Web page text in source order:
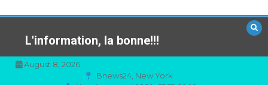
au
contenuL'information, la bonne!!!
August 8, 2026
Bnews24, New York